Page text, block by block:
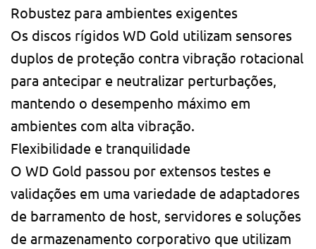
Robustez para ambientes exigentes
Os discos rígidos WD Gold utilizam sensores
duplos de proteção contra vibração rotacional
para antecipar e neutralizar perturbações,
mantendo o desempenho máximo em
ambientes com alta vibração.
Flexibilidade e tranquilidade
O WD Gold passou por extensos testes e
validações em uma variedade de adaptadores
de barramento de host, servidores e soluções
de armazenamento corporativo que utilizam